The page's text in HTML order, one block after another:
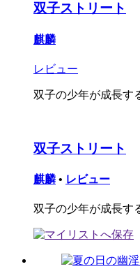
双子ストリート
麒麟
レビュー
双子の少年が成長す
双子ストリート
麒麟 • レビュー
双子の少年が成長す